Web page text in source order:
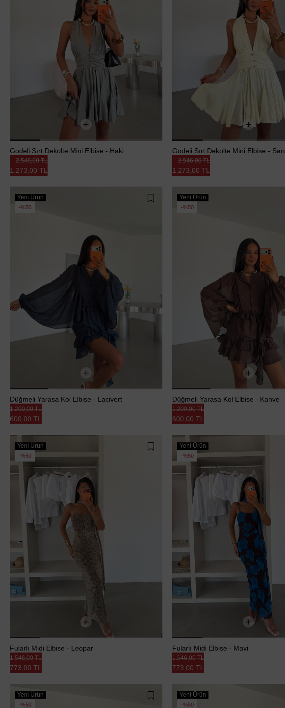
Godeli Sırt Dekolte Mini Elbise - Haki
1.273,00 TL
2.546,00 TL
Godeli Sırt Dekolte Mini Elbise - Sarı
1.273,00 TL
2.546,00 TL
Yeni Ürün
%50
Düğmeli Yarasa Kol Elbise - Lacivert
600,00 TL
1.200,00 TL
Yeni Ürün
%50
Düğmeli Yarasa Kol Elbise - Kahve
600,00 TL
1.200,00 TL
Yeni Ürün
%50
Fularlı Midi Elbise - Leopar
773,00 TL
1.546,00 TL
Yeni Ürün
%50
Fularlı Midi Elbise - Mavi
773,00 TL
1.546,00 TL
Yeni Ürün
%50
Yeni Ürün
%50